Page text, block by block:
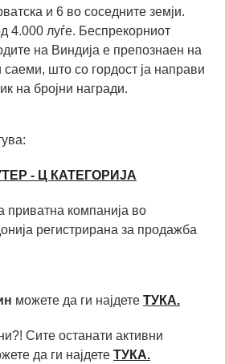
и 6 во соседните земји.
4.000 луѓе. Беспрекорниот
на Виндија е препознаен на
саеми, што со гордост ја направи
на бројни награди.
- Ц КАТЕГОРИЈА
компанија во
регистрирана за продажба
можете да ги најдете ТУКА.
Сите останати активни
да ги најдете ТУКА.